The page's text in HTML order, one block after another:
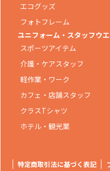
エコグッズ
フォトフレーム
ユニフォーム・スタッフウ
スポーツアイテム
介護・ケアスタッフ
軽作業・ワーク
カフェ・店舗スタッフ
クラスTシャツ
ホテル・観光業
特定商取引法に基づく表記